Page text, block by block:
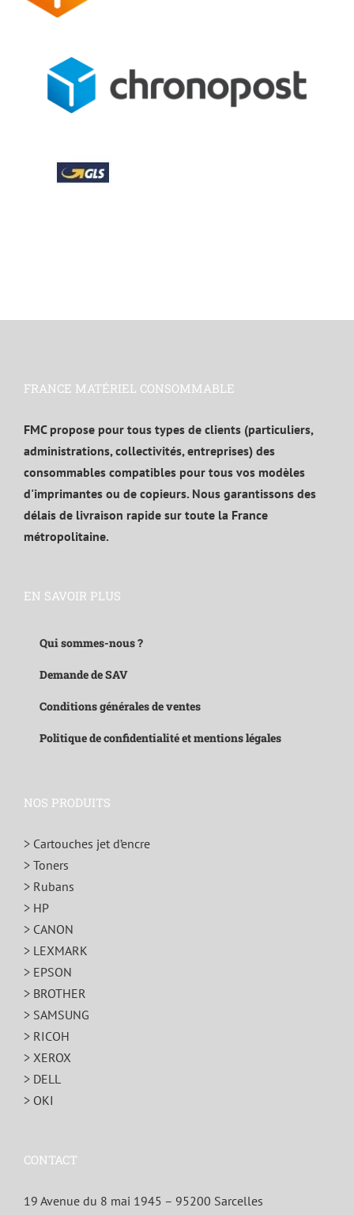
FRANCE MATÉRIEL CONSOMMABLE
FMC propose pour tous types de clients (particuliers,
administrations, collectivités, entreprises) des
consommables compatibles pour tous vos modèles
d'imprimantes ou de copieurs. Nous garantissons des
délais de livraison rapide sur toute la France
métropolitaine.
EN SAVOIR PLUS
Qui sommes-nous ?
Demande de SAV
Conditions générales de ventes
Politique de confidentialité et mentions légales
NOS PRODUITS
> Cartouches jet d’encre
> Toners
> Rubans
> HP
> CANON
> LEXMARK
> EPSON
> BROTHER
> SAMSUNG
> RICOH
> XEROX
> DELL
> OKI
CONTACT
19 Avenue du 8 mai 1945 – 95200 Sarcelles